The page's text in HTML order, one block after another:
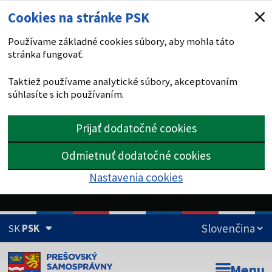
Cookies na stránke PSK
Používame základné cookies súbory, aby mohla táto
stránka fungovať.
Taktiež používame analytické súbory, akceptovaním
súhlasíte s ich používaním.
Prijať dodatočné cookies
Odmietnuť dodatočné cookies
Nastavenia cookies
SKPSK
Doména psk.sk je oficiálna